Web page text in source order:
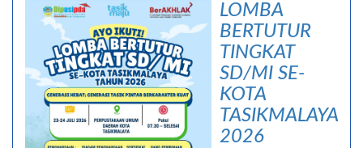
LOMBA
BERTUTUR
TINGKAT
SD/MI SE-
KOTA
TASIKMALAYA
2026